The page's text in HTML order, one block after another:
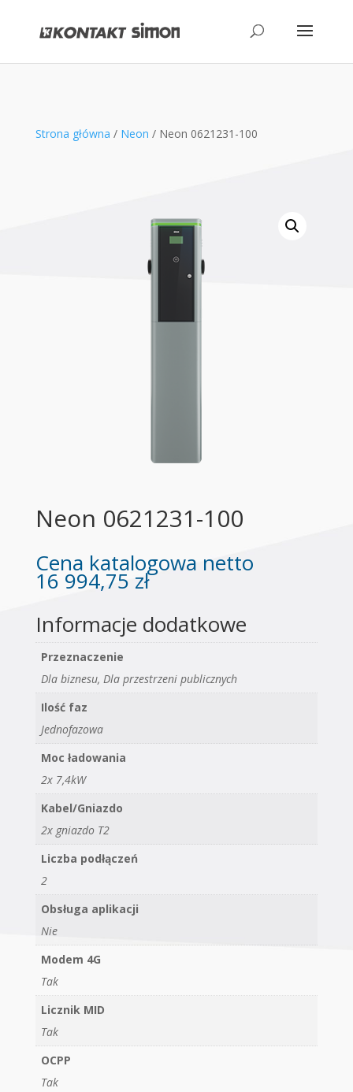
Strona główna / Neon / Neon 0621231-100
Neon 0621231-100
Cena katalogowa netto
16 994,75 zł
Informacje dodatkowe
Przeznaczenie
Dla biznesu, Dla przestrzeni publicznych
Ilość faz
Jednofazowa
Moc ładowania
2x 7,4kW
Kabel/Gniazdo
2x gniazdo T2
Liczba podłączeń
2
Obsługa aplikacji
Nie
Modem 4G
Tak
Licznik MID
Tak
OCPP
Tak